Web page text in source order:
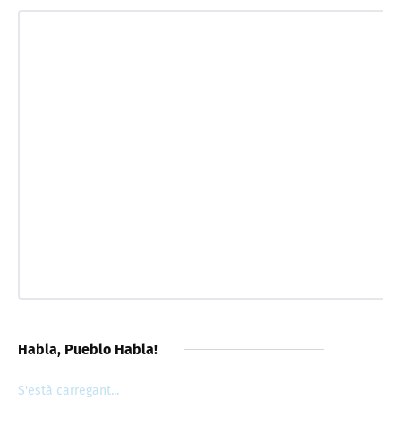
Habla, Pueblo Habla!
S'està carregant...